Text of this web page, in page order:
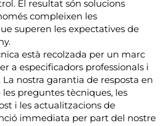
El resultat són solucions
compleixen les
superen les expectatives de
està recolzada per un marc
a especificadors professionals i
nostra garantia de resposta en
les preguntes tècniques, les
i les actualitzacions de
immediata per part del nostre